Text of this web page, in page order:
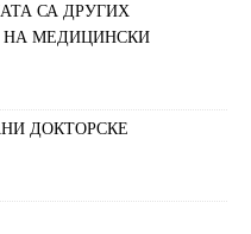
СА ДРУГИХ
НА МЕДИЦИНСКИ
ДОКТОРСКЕ